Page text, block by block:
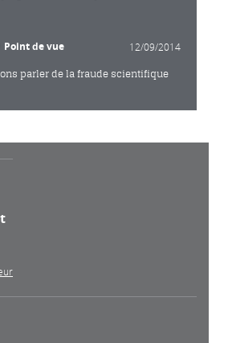
Point de vue 12/09/2014
parler de la fraude scientifique